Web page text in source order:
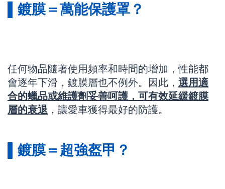
▌鍍膜＝萬能保護罩？
任何物品隨著使用頻率和時間的增加，性能都
會逐年下滑，鍍膜層也不例外。因此， 選用適
合的蠟品或維護劑妥善呵護，可有效延緩鍍膜
層的衰退 ，讓愛車獲得最好的防護。
▌鍍膜＝超強盔甲？